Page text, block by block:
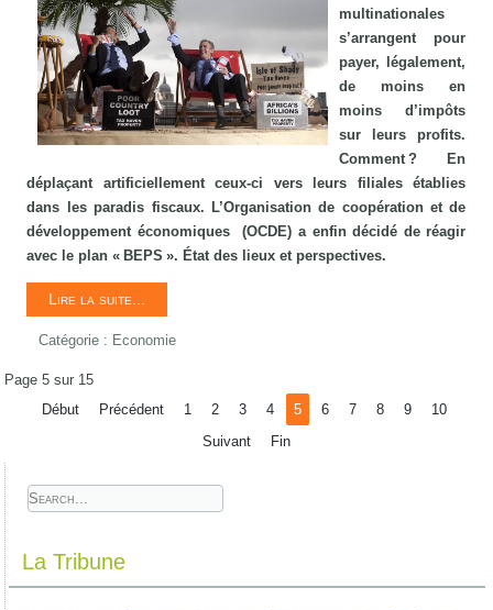
multinationales
s’arrangent pour
payer, légalement,
de moins en
moins d’impôts
sur leurs profits.
Comment ? En
déplaçant artificiellement ceux-ci vers leurs filiales établies
dans les paradis fiscaux. L’Organisation de coopération et de
développement économiques (OCDE) a enfin décidé de réagir
avec le plan « BEPS ». État des lieux et perspectives.
Lire la suite...
Catégorie : Economie
Page 5 sur 15
Début
Précédent 1 2 3 4 5 6 7 8 9
10
Suivant
Fin
La Tribune